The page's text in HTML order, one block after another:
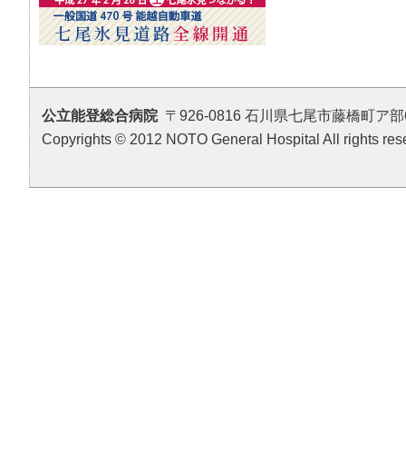
公立能登総合病院〒926-0816 石川県七尾市藤橋町ア
Copyrights © 2012 NOTO General Hospital All rights